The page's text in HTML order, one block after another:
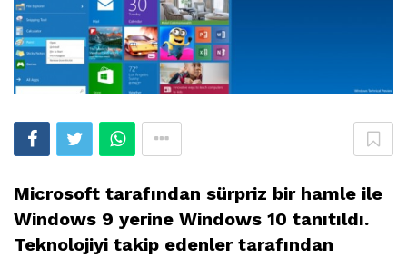
Microsoft tarafından sürpriz bir hamle ile
Windows 9 yerine Windows 10 tanıtıldı.
Teknolojiyi takip edenler tarafından